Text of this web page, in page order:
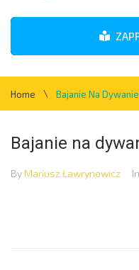
Home \ Bajanie Na Dywanie
Bajanie na
By Mariusz Ławrynowicz In